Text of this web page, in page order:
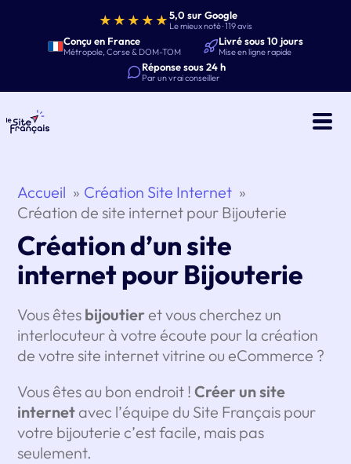
★★★★★5,0 sur Google
Le mieux noté · 119 avis
Conçu en France
Métropole, Corse & DOM-TOM
Livré sous 10 jours
Mise en ligne rapide
Réponse sous 24 h
Par un vrai conseiller
Accueil
Création Site Internet
Création de site internet pour Bijouterie
Création d’un site
internet pour Bijouterie
Vous êtes bijoutier et vous cherchez un
interlocuteur à votre écoute pour la création
de votre site internet vitrine ou eCommerce ?
Vous êtes au bon endroit !Créer un site
internet avec l’équipe du Site Français pour
votre bijouterie c’est facile, mais pas
seulement.